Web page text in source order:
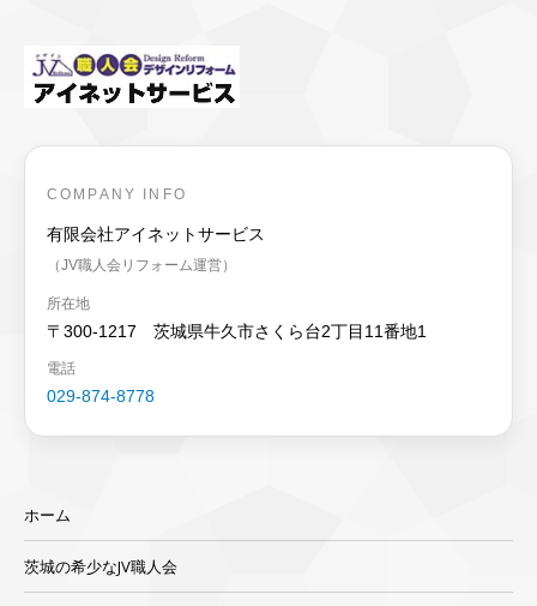
COMPANY INFO
有限会社アイネットサービス
（JV職人会リフォーム運営）
所在地
〒300-1217 茨城県牛久市さくら台2丁目11番地1
電話
029-874-8778
ホーム
茨城の希少なJV職人会